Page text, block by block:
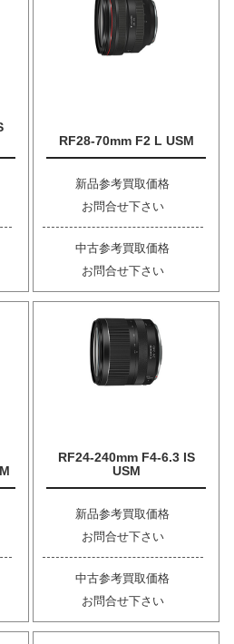
RF28-70mm F2 L USM
新品参考買取価格
お問合せ下さい
中古参考買取価格
お問合せ下さい
RF24-240mm F4-6.3 IS
USM
新品参考買取価格
お問合せ下さい
中古参考買取価格
お問合せ下さい